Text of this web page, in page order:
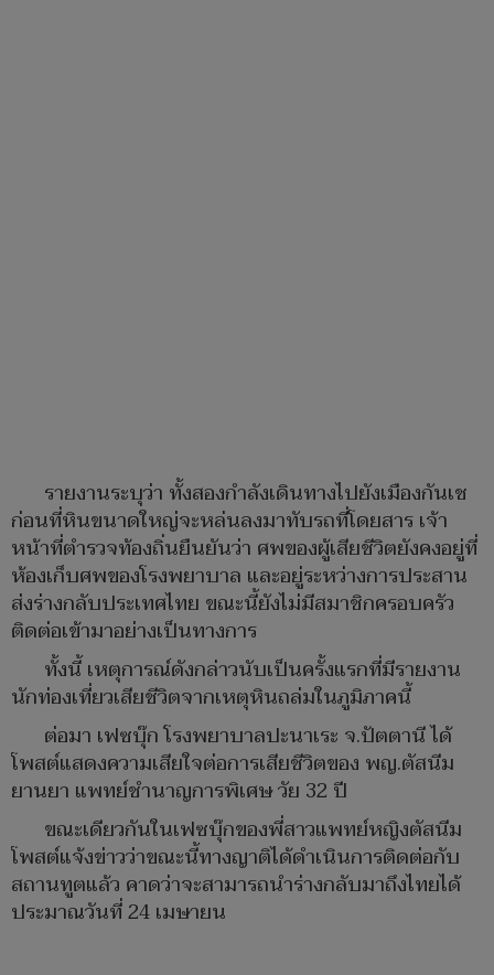
รายงานระบุว่า ทั้งสองกำลังเดินทางไปยังเมืองกันเช
ก่อนที่หินขนาดใหญ่จะหล่นลงมาทับรถที่โดยสาร เจ้า
หน้าที่ตำรวจท้องถิ่นยืนยันว่า ศพของผู้เสียชีวิตยังคงอยู่ที่
ห้องเก็บศพของโรงพยาบาล และอยู่ระหว่างการประสาน
ส่งร่างกลับประเทศไทย ขณะนี้ยังไม่มีสมาชิกครอบครัว
ติดต่อเข้ามาอย่างเป็นทางการ
ทั้งนี้ เหตุการณ์ดังกล่าวนับเป็นครั้งแรกที่มีรายงาน
นักท่องเที่ยวเสียชีวิตจากเหตุหินถล่มในภูมิภาคนี้
ต่อมา เฟซบุ๊ก โรงพยาบาลปะนาเระ จ.ปัตตานี ได้
โพสต์แสดงความเสียใจต่อการเสียชีวิตของ พญ.ตัสนีม
ยานยา แพทย์ชำนาญการพิเศษ วัย 32 ปี
ขณะเดียวกันในเฟซบุ๊กของพี่สาวแพทย์หญิงตัสนีม
โพสต์แจ้งข่าวว่าขณะนี้ทางญาติได้ดำเนินการติดต่อกับ
สถานทูตแล้ว คาดว่าจะสามารถนำร่างกลับมาถึงไทยได้
ประมาณวันที่ 24 เมษายน